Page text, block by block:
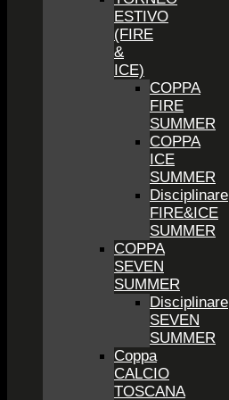
ESTIVO
(FIRE
&
ICE)
COPPA
FIRE
SUMMER
COPPA
ICE
SUMMER
Disciplinare
FIRE&ICE
SUMMER
COPPA
SEVEN
SUMMER
Disciplinare
SEVEN
SUMMER
Coppa
CALCIO
TOSCANA